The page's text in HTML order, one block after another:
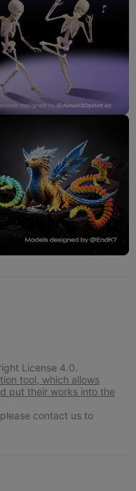
License 4.0.
tool, which allows
put their works into the
contact us to